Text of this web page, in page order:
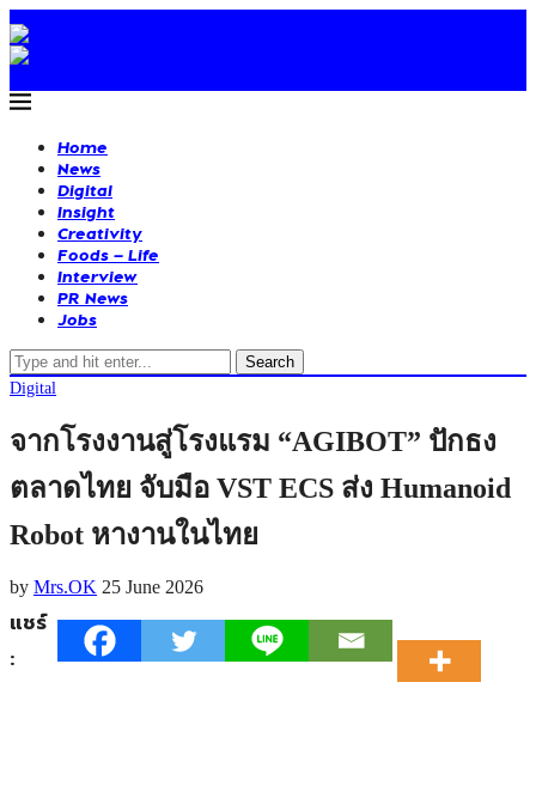
Home
News
Digital
Insight
Creativity
Foods – Life
Interview
PR News
Jobs
Search
Digital
จากโรงงานสู่โรงแรม “AGIBOT” ปักธง
ตลาดไทย จับมือ VST ECS ส่ง Humanoid
Robot หางานในไทย
by Mrs.OK 25 June 2026
แชร์
: